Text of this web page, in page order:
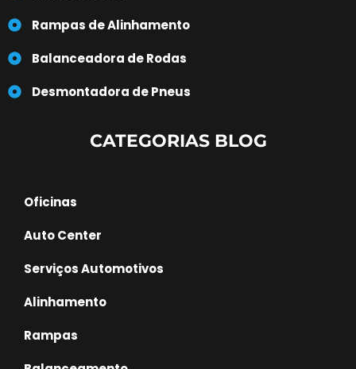
Rampas de Alinhamento
Balanceadora de Rodas
Desmontadora de Pneus
CATEGORIAS BLOG
Oficinas
Auto Center
Serviços Automotivos
Alinhamento
Rampas